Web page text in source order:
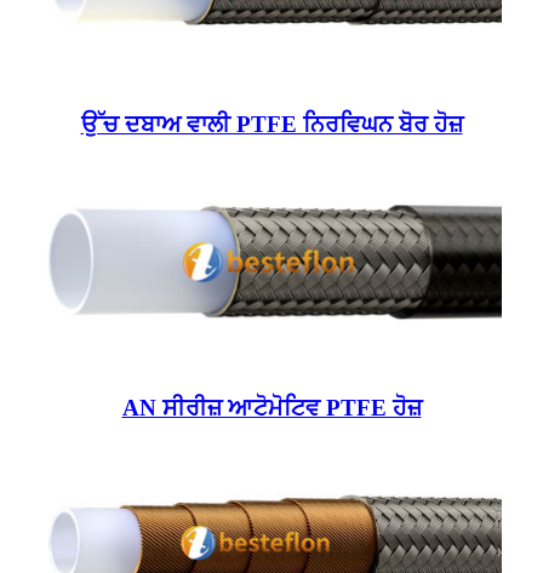
ਉੱਚ ਦਬਾਅ ਵਾਲੀ PTFE ਨਿਰਵਿਘਨ ਬੋਰ ਹੋਜ਼
AN ਸੀਰੀਜ਼ ਆਟੋਮੋਟਿਵ PTFE ਹੋਜ਼